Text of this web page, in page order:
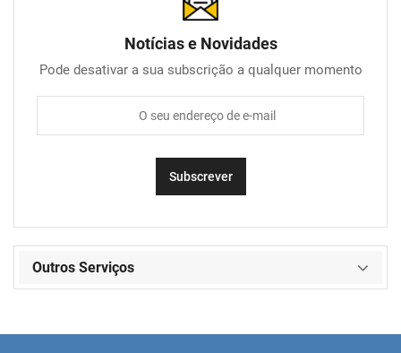
Notícias e Novidades
Pode desativar a sua subscrição a qualquer momento
Outros Serviços